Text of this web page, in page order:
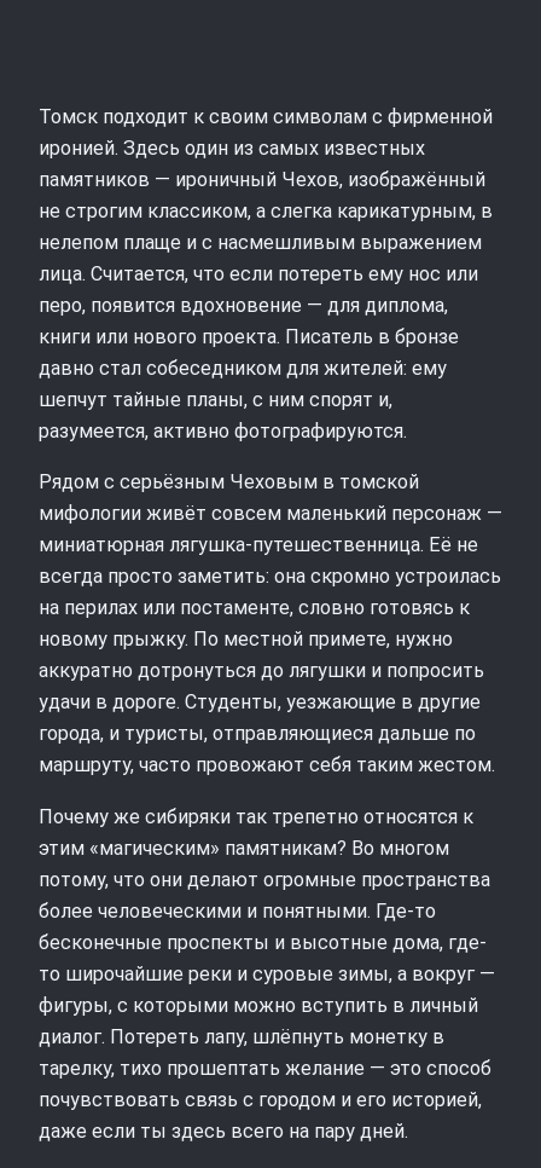
Томск подходит к своим символам с фирменной
иронией. Здесь один из самых известных
памятников — ироничный Чехов, изображённый
не строгим классиком, а слегка карикатурным, в
нелепом плаще и с насмешливым выражением
лица. Считается, что если потереть ему нос или
перо, появится вдохновение — для диплома,
книги или нового проекта. Писатель в бронзе
давно стал собеседником для жителей: ему
шепчут тайные планы, с ним спорят и,
разумеется, активно фотографируются.
Рядом с серьёзным Чеховым в томской
мифологии живёт совсем маленький персонаж —
миниатюрная лягушка-путешественница. Её не
всегда просто заметить: она скромно устроилась
на перилах или постаменте, словно готовясь к
новому прыжку. По местной примете, нужно
аккуратно дотронуться до лягушки и попросить
удачи в дороге. Студенты, уезжающие в другие
города, и туристы, отправляющиеся дальше по
маршруту, часто провожают себя таким жестом.
Почему же сибиряки так трепетно относятся к
этим «магическим» памятникам? Во многом
потому, что они делают огромные пространства
более человеческими и понятными. Где-то
бесконечные проспекты и высотные дома, где-
то широчайшие реки и суровые зимы, а вокруг —
фигуры, с которыми можно вступить в личный
диалог. Потереть лапу, шлёпнуть монетку в
тарелку, тихо прошептать желание — это способ
почувствовать связь с городом и его историей,
даже если ты здесь всего на пару дней.